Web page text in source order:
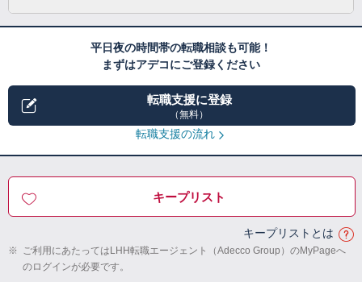
平日夜の時間帯の転職相談も可能！
まずはアデコにご登録ください
転職支援に登録
（無料）
転職支援の流れ
キープリスト
キープリストとは
※ ご利用にあたってはLHH転職エージェント（Adecco Group）のMyPageへ
のログインが必要です。